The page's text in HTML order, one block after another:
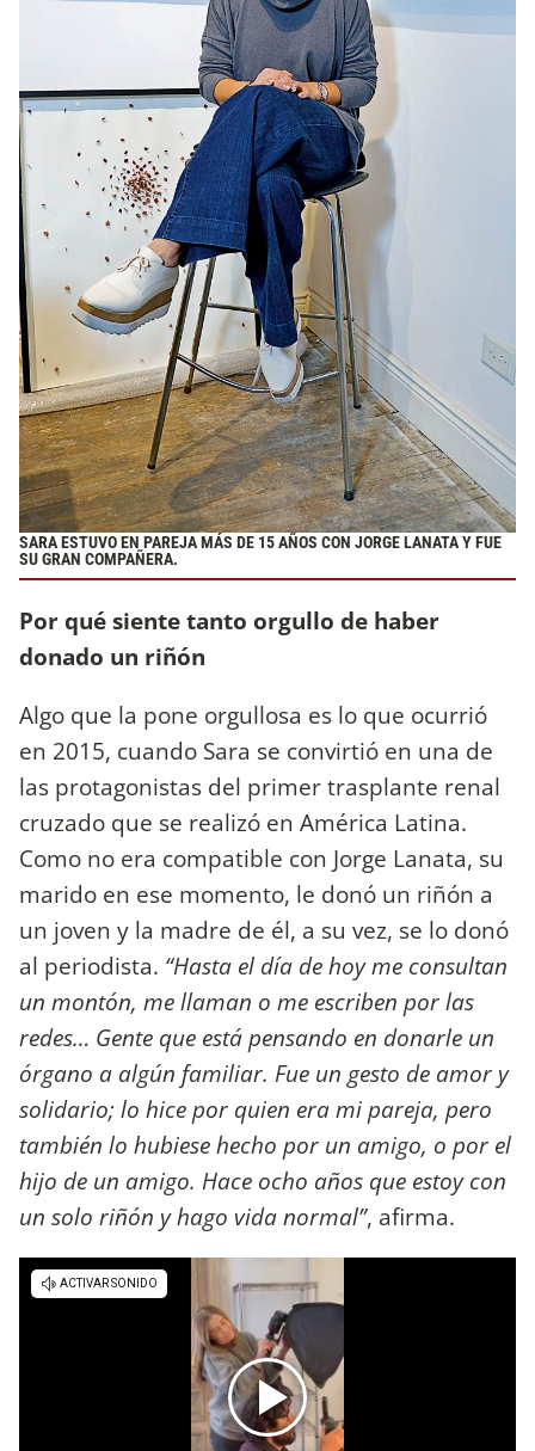
SARA ESTUVO EN PAREJA MÁS DE 15 AÑOS CON JORGE LANATA Y FUE
SU GRAN COMPAÑERA.
Por qué siente tanto orgullo de haber
donado un riñón
Algo que la pone orgullosa es lo que ocurrió
en 2015, cuando Sara se convirtió en una de
las protagonistas del primer trasplante renal
cruzado que se realizó en América Latina.
Como no era compatible con Jorge Lanata, su
marido en ese momento, le donó un riñón a
un joven y la madre de él, a su vez, se lo donó
al periodista. “Hasta el día de hoy me consultan
un montón, me llaman o me escriben por las
redes… Gente que está pensando en donarle un
órgano a algún familiar. Fue un gesto de amor y
solidario; lo hice por quien era mi pareja, pero
también lo hubiese hecho por un amigo, o por el
hijo de un amigo. Hace ocho años que estoy con
un solo riñón y hago vida normal”, afirma.